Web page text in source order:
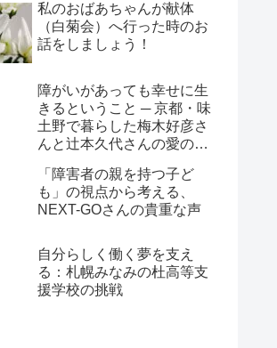
私のおばあちゃんが献体
（白菊会）へ行った時のお
話をしましょう！
障がいがあっても幸せに生
きるということ ─ 京都・味
土野で暮らした梅木好彦さ
んと辻本久代さんの愛の物
「障害者の親を持つ子ど
も」の視点から考える、
NEXT-GOさんの貴重な声
自分らしく働く夢を支え
る：札幌みなみの杜高等支
援学校の挑戦